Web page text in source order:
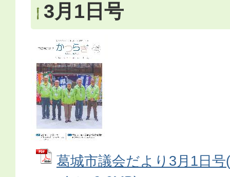
3月1日号
葛城市議会だより3月1日